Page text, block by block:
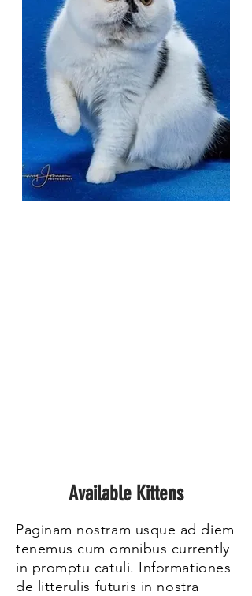
Available Kittens
Paginam nostram usque ad diem
tenemus cum omnibus currently
in promptu catuli. Informationes
de litterulis futuris in nostra